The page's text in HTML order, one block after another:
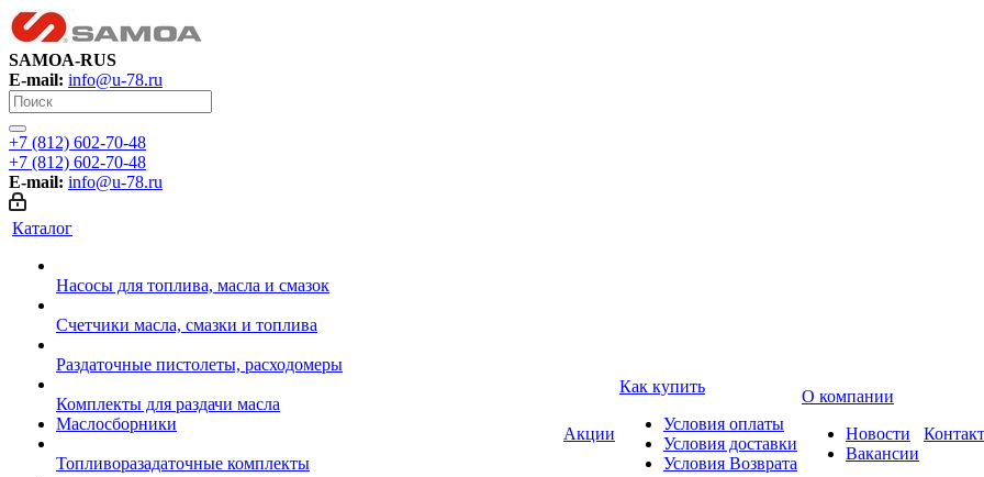
SAMOA-RUS
E-mail: info@u-78.ru
+7 (812) 602-70-48
+7 (812) 602-70-48
E-mail: info@u-78.ru
Каталог
Насосы для топлива, масла и смазок
Счетчики масла, смазки и топлива
Раздаточные пистолеты, расходомеры
Комплекты для раздачи масла
Маслосборники
Топливоразадаточные комплекты
Акции
Как купить
Условия оплаты
Условия доставки
Условия Возврата
О компании
Новости
Вакансии